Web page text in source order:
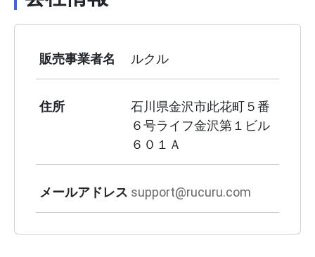
販売事業者名 ルクル
住所
石川県金沢市此花町５番
６号ライフ金沢第１ビル
６０１Ａ
メールアドレス support@rucuru.com